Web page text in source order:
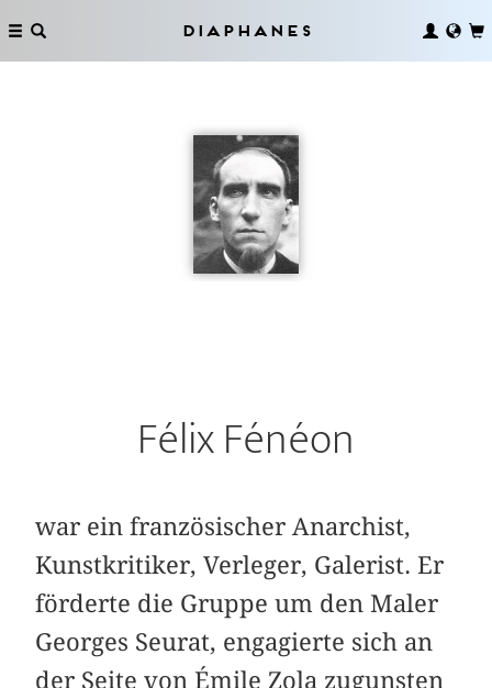
Diaphanes
Félix Fénéon
war ein französischer Anarchist,
Kunstkritiker, Verleger, Galerist. Er
förderte die Gruppe um den Maler
Georges Seurat, engagierte sich an
der Seite von Émile Zola zugunsten